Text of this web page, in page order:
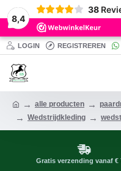
8,4
38
LOGIN REGISTREREN
alle producten
Wedstrijdkleding
Gratis verzending vanaf €